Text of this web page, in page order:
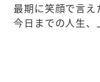
最期に笑顔で言え
今日までの人生、